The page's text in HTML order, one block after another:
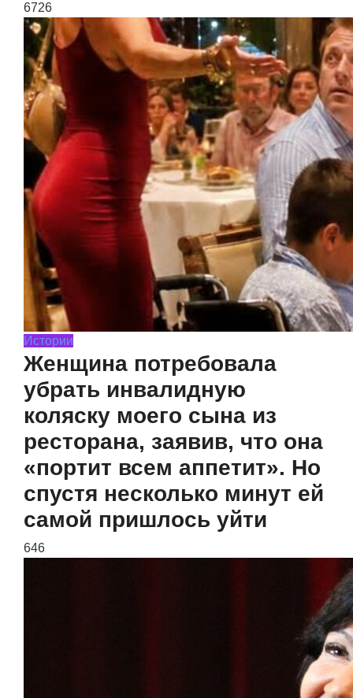
6726
Истории
Женщина потребовала
убрать инвалидную
коляску моего сына из
ресторана, заявив, что она
«портит всем аппетит». Но
спустя несколько минут ей
самой пришлось уйти
646